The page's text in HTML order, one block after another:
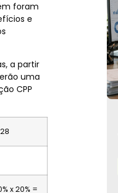
foram
e
a partir
uma
CPP
x 20% =